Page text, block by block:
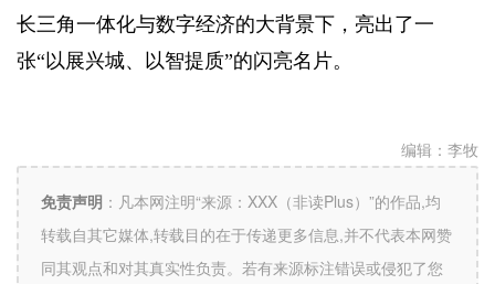
长三角一体化与数字经济的大背景下，亮出了一
张“以展兴城、以智提质”的闪亮名片。
编辑： 李牧
免责声明 ： 凡本网注明“来源：XXX（非读Plus）”的作品,均
转载自其它媒体,转载目的在于传递更多信息,并不代表本网赞
同其观点和对其真实性负责。若有来源标注错误或侵犯了您